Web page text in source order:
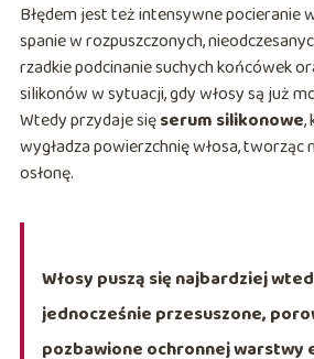
Błędem jest też intensywne pocieranie
spanie w rozpuszczonych,
rzadkie podcinanie suchych końcówek
silikonów w sytuacji, gdy włosy są już
Wtedy przydaje sięserum silikonowe,
wygładza powierzchnię włosa, tworząc
osłonę.
Włosy puszą się najbardziej
jednocześnie przesuszone,
pozbawione ochronnej warstwy